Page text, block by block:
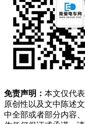
免责声明： 本文仅代
原创性以及文中陈述
中全部或者部分内容